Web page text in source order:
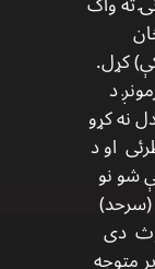
کړل.
د
نه کړو
او د
شو نو
دی
متوجه